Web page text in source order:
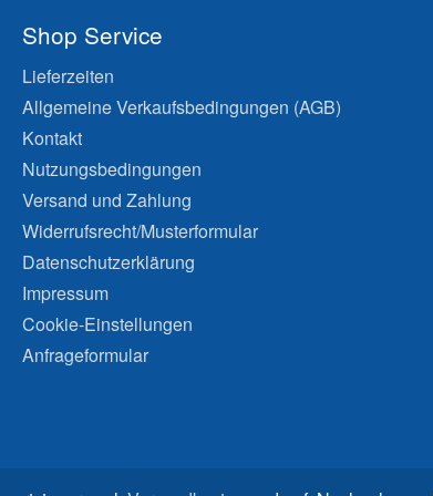
Shop Service
Lieferzeiten
Allgemeine Verkaufsbedingungen (AGB)
Kontakt
Nutzungsbedingungen
Versand und Zahlung
Widerrufsrecht/Musterformular
Datenschutzerklärung
Impressum
Cookie-Einstellungen
Anfrageformular